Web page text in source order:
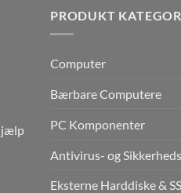
PRODUKT
Computer
Bærbare Computere
PC Komponenter
Antivirus- og
Eksterne Harddiske &